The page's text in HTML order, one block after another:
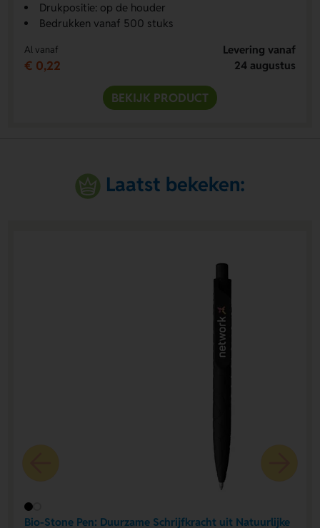
Drukpositie: op de houder
Bedrukken vanaf 500 stuks
Al vanaf
€ 0,22
Levering vanaf
24 augustus
BEKIJK PRODUCT
Laatst bekeken:
Bio-Stone Pen: Duurzame Schrijfkracht uit Natuurlijke